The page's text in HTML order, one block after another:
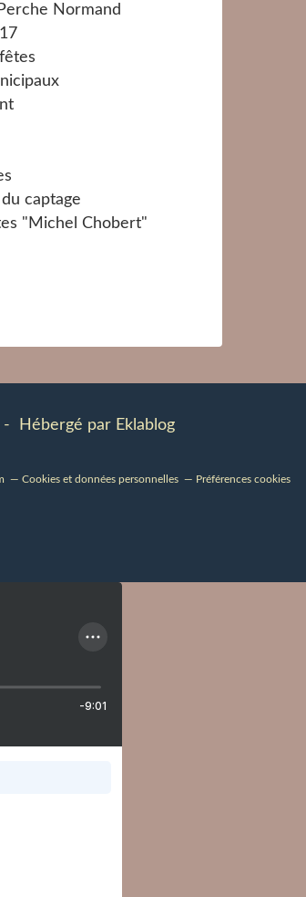
Normand
captage
"Michel Chobert"
- Hébergé par Eklablog
Cookies et données personnelles Préférences cookies
-9:01